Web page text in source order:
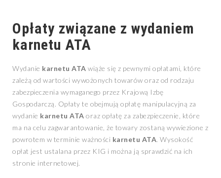
Opłaty związane z wydaniem
karnetu ATA
Wydanie karnetu ATA wiąże się z pewnymi opłatami, które
zależą od wartości wywożonych towarów oraz od rodzaju
zabezpieczenia wymaganego przez Krajową Izbę
Gospodarczą. Opłaty te obejmują opłatę manipulacyjną za
wydanie karnetu ATA oraz opłatę za zabezpieczenie, które
ma na celu zagwarantowanie, że towary zostaną wywiezione z
powrotem w terminie ważności karnetu ATA. Wysokość
opłat jest ustalana przez KIG i można ją sprawdzić na ich
stronie internetowej.